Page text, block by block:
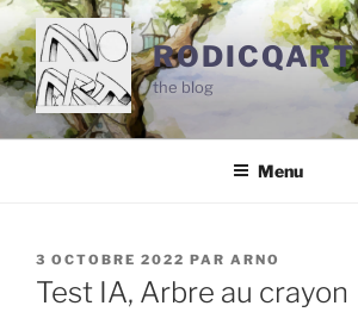
Aller
au
contenu
principal
RODICQART
the blog
Menu
PUBLIÉ
LE
3 OCTOBRE 2022 PAR ARNO
Test IA, Arbre au crayon